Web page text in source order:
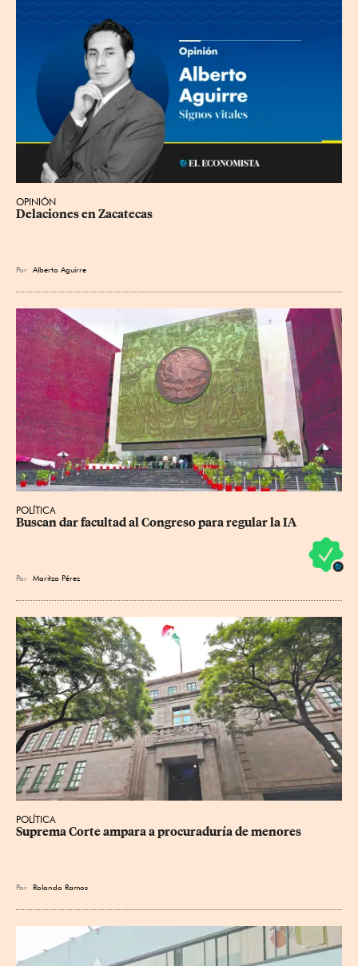
OPINIÓN
Delaciones en Zacatecas
Por Alberto Aguirre
POLÍTICA
Buscan dar facultad al Congreso para regular la IA
Por Maritza Pérez
POLÍTICA
Suprema Corte ampara a procuraduría de menores
Por Rolando Ramos